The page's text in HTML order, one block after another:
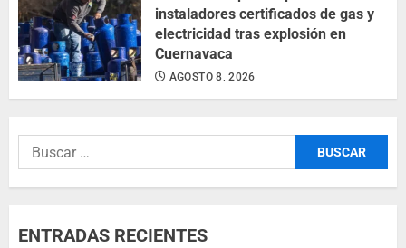
instaladores certificados de gas y
electricidad tras explosión en
Cuernavaca
AGOSTO 8, 2026
ENTRADAS RECIENTES